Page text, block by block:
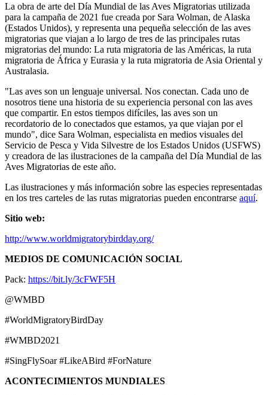
La obra de arte del Día Mundial de las Aves Migratorias utilizada
para la campaña de 2021 fue creada por Sara Wolman, de Alaska
(Estados Unidos), y representa una pequeña selección de las aves
migratorias que viajan a lo largo de tres de las principales rutas
migratorias del mundo: La ruta migratoria de las Américas, la ruta
migratoria de África y Eurasia y la ruta migratoria de Asia Oriental y
Australasia.
"Las aves son un lenguaje universal. Nos conectan. Cada uno de
nosotros tiene una historia de su experiencia personal con las aves
que compartir. En estos tiempos difíciles, las aves son un
recordatorio de lo conectados que estamos, ya que viajan por el
mundo", dice Sara Wolman, especialista en medios visuales del
Servicio de Pesca y Vida Silvestre de los Estados Unidos (USFWS)
y creadora de las ilustraciones de la campaña del Día Mundial de las
Aves Migratorias de este año.
Las ilustraciones y más información sobre las especies representadas
en los tres carteles de las rutas migratorias pueden encontrarse aquí.
Sitio web:
http://www.worldmigratorybirdday.org/
MEDIOS DE COMUNICACIÓN SOCIAL
Pack: https://bit.ly/3cFWF5H
@WMBD
#WorldMigratoryBirdDay
#WMBD2021
#SingFlySoar #LikeABird #ForNature
ACONTECIMIENTOS MUNDIALES